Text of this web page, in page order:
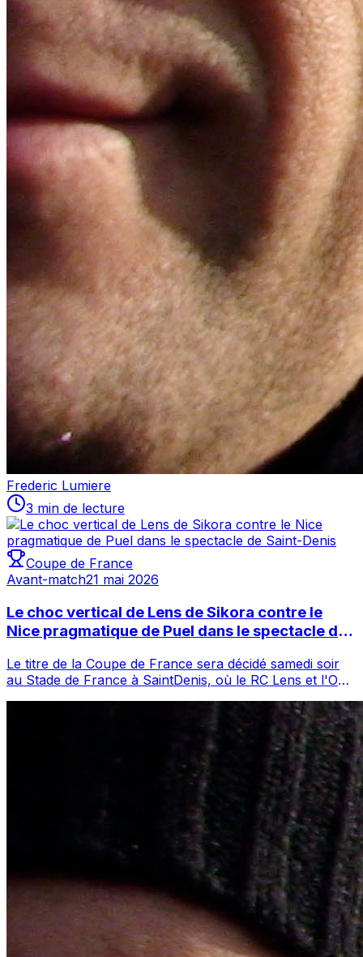
Frederic Lumiere
3 min de lecture
Coupe de France
Avant-match21 mai 2026
Le choc vertical de Lens de Sikora contre le
Nice pragmatique de Puel dans le spectacle de
Le titre de la Coupe de France sera décidé samedi soir
au Stade de France à SaintDenis, où le RC Lens et l'OGC